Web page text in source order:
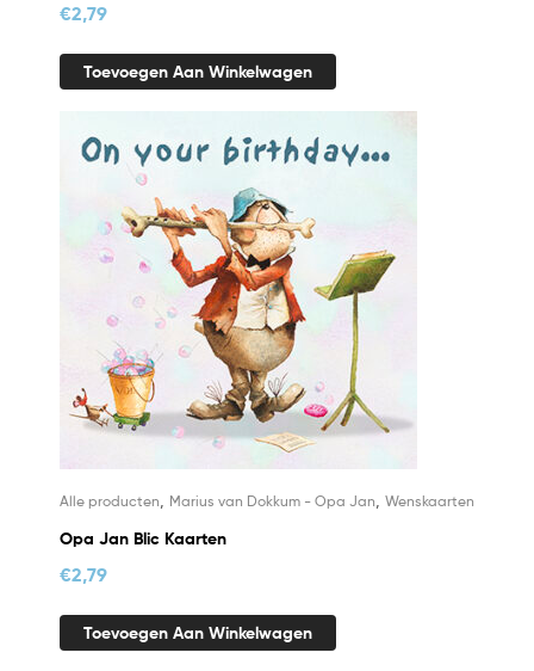
€2,79
Toevoegen Aan Winkelwagen
Alle producten Marius van Dokkum - Opa Jan Wenskaarten
Opa Jan Blic Kaarten
€2,79
Toevoegen Aan Winkelwagen